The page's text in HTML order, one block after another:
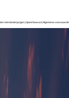
met minderjarigen | Speel bewust | Algemene